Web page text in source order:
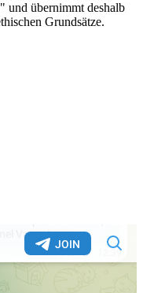
und übernimmt deshalb
Grundsätze.